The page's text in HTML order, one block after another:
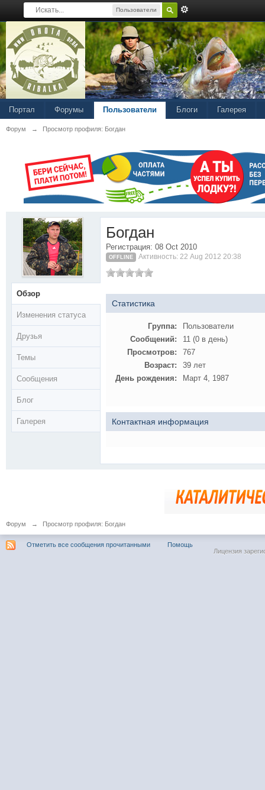
Пользователи
Портал Форумы Пользователи Блоги Галерея
Форум → Просмотр профиля: Богдан
Обзор
Изменения статуса
Друзья
Темы
Сообщения
Блог
Галерея
Богдан
Регистрация: 08 Oct 2010
OFFLINE Активность: 22 Aug 2012 20:38
Статистика
Группа:
Пользователи
Сообщений:
11 (0 в день)
Просмотров:
767
Возраст:
39 лет
День рождения:
Март 4, 1987
Контактная информация
Форум → Просмотр профиля: Богдан
Отметить все сообщения прочитанными
Помощь
Лицензия